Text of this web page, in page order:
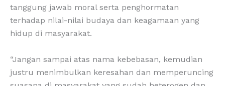
tanggung jawab moral serta penghormatan
terhadap nilai-nilai budaya dan keagamaan yang
hidup di masyarakat.
“Jangan sampai atas nama kebebasan, kemudian
justru menimbulkan keresahan dan memperuncing